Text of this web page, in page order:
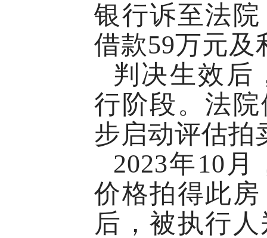
银行诉至法
借款59万元及
判决生效后
行阶段。法
步启动评估拍
2023年10
价格拍得此
后，被执行